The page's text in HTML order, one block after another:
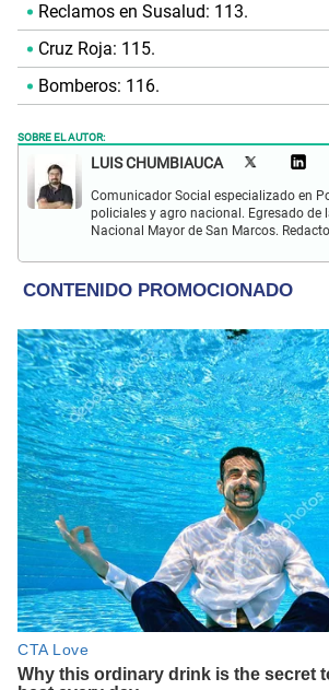
Reclamos en Susalud: 113.
Cruz Roja: 115.
Bomberos: 116.
SOBRE EL AUTOR:
LUIS CHUMBIAUCA
Comunicador Social especializado en
policiales y agro nacional. Egresado de
Nacional Mayor de San Marcos.
Sociología, Historia, Matemáticas,
películas y series.